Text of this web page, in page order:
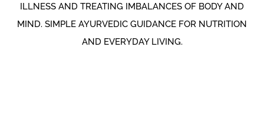
ILLNESS AND TREATING IMBALANCES OF BODY AND
MIND. SIMPLE AYURVEDIC GUIDANCE FOR NUTRITION
AND EVERYDAY LIVING.